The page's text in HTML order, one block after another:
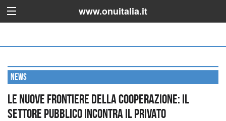
www.onuitalia.it
News
LE NUOVE FRONTIERE DELLA COOPERAZIONE: IL
SETTORE PUBBLICO INCONTRA IL PRIVATO